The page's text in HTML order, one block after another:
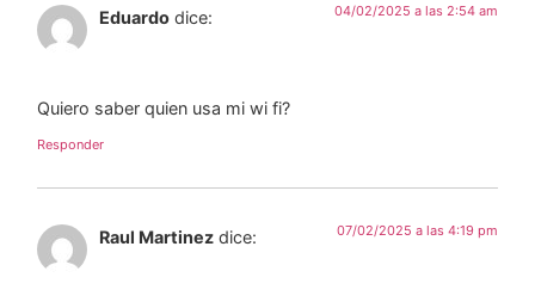
Eduardo dice: 04/02/2025 a las 2:54 am
Quiero saber quien usa mi wi fi?
Responder
Raul Martinez dice: 07/02/2025 a las 4:19 pm